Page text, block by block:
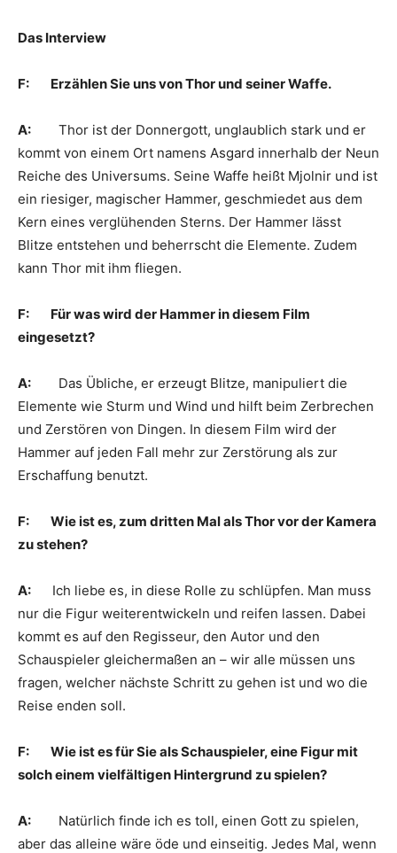
Das Interview
F: Erzählen Sie uns von Thor und seiner Waffe.
A:
Thor ist der Donnergott, unglaublich stark und er
kommt von einem Ort namens Asgard innerhalb der Neun
Reiche des Universums. Seine Waffe heißt Mjolnir und ist
ein riesiger, magischer Hammer, geschmiedet aus dem
Kern eines verglühenden Sterns. Der Hammer lässt
Blitze entstehen und beherrscht die Elemente. Zudem
kann Thor mit ihm fliegen.
F: Für was wird der Hammer in diesem Film
eingesetzt?
A:
Das Übliche, er erzeugt Blitze, manipuliert die
Elemente wie Sturm und Wind und hilft beim Zerbrechen
und Zerstören von Dingen. In diesem Film wird der
Hammer auf jeden Fall mehr zur Zerstörung als zur
Erschaffung benutzt.
F: Wie ist es, zum dritten Mal als Thor vor der Kamera
zu stehen?
A: Ich liebe es, in diese Rolle zu schlüpfen. Man muss
nur die Figur weiterentwickeln und reifen lassen. Dabei
kommt es auf den Regisseur, den Autor und den
Schauspieler gleichermaßen an – wir alle müssen uns
fragen, welcher nächste Schritt zu gehen ist und wo die
Reise enden soll.
F: Wie ist es für Sie als Schauspieler, eine Figur mit
solch einem vielfältigen Hintergrund zu spielen?
A:
Natürlich finde ich es toll, einen Gott zu spielen,
aber das alleine wäre öde und einseitig. Jedes Mal, wenn